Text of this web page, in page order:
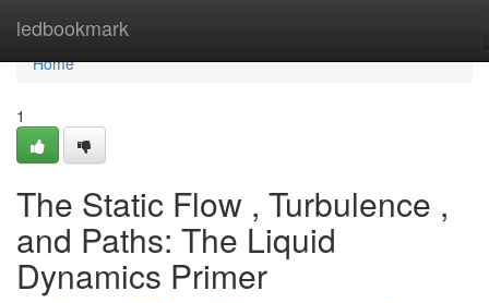
ledbookmark
Home
Home
1
The Static Flow , Turbulence ,
and Paths: The Liquid
Dynamics Primer